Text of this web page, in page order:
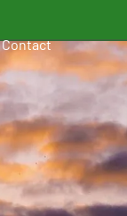
Contact